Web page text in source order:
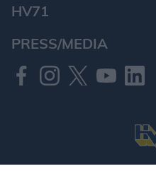
HV71
PRESS/MEDIA